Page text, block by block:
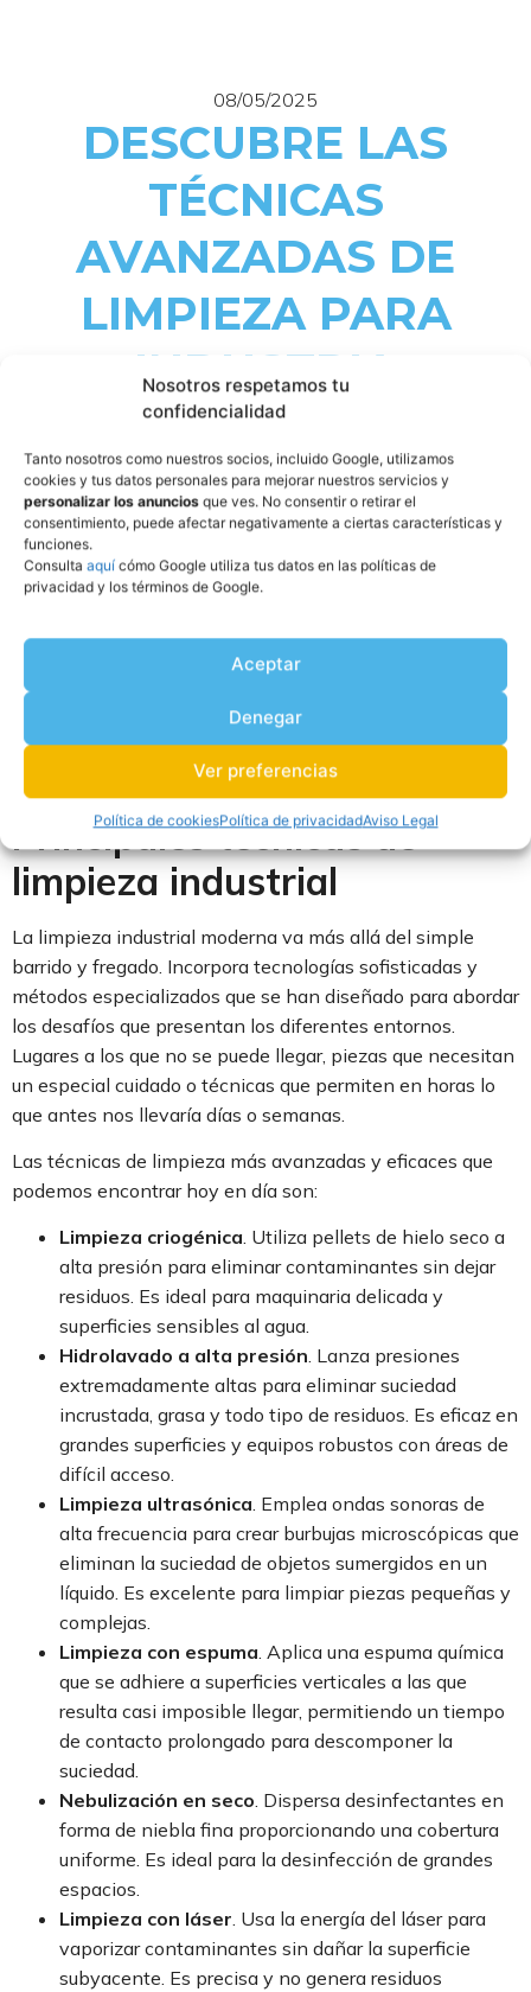
Nosotros respetamos tu
confidencialidad
Tanto nosotros como nuestros socios, incluido Google, utilizamos
cookies y tus datos personales para mejorar nuestros servicios y
personalizar los anuncios que ves. No consentir o retirar el
consentimiento, puede afectar negativamente a ciertas características y
funciones.
Consulta aquí cómo Google utiliza tus datos en las políticas de
privacidad y los términos de Google.
Aceptar
Denegar
Ver preferencias
Política de cookiesPolítica de privacidadAviso Legal
08/05/2025
DESCUBRE LAS
TÉCNICAS
AVANZADAS DE
LIMPIEZA PARA
INDUSTRIA
En el competitivo mundo de la empresa, contar con un
entorno limpio y ajustado a las normativas de seguridad es
crucial para garantizar la eficiencia y el confort de los
trabajadores. Por ello recurrir a las
apropiadas es fundamental ya que permite mantener las
instalaciones en las mejores condiciones posibles.
Hoy te hablamos de las metodologías más innovadoras y
efectivas que existen y te ofrecemos una visión detallada
de los protocolos y aplicaciones esenciales para cada
entorno.
¿Preparado? ¡Empezamos!
Principales técnicas de
limpieza industrial
La limpieza industrial moderna va más allá del simple
barrido y fregado. Incorpora tecnologías sofisticadas y
métodos especializados que se han diseñado para abordar
los desafíos que presentan los diferentes entornos.
Lugares a los que no se puede llegar, piezas que necesitan
un especial cuidado o técnicas que permiten en horas lo
que antes nos llevaría días o semanas.
Las técnicas de limpieza más avanzadas y eficaces que
podemos encontrar hoy en día son:
Limpieza criogénica. Utiliza pellets de hielo seco a
alta presión para eliminar contaminantes sin dejar
residuos. Es ideal para maquinaria delicada y
superficies sensibles al agua.
Hidrolavado a alta presión. Lanza presiones
extremadamente altas para eliminar suciedad
incrustada, grasa y todo tipo de residuos. Es eficaz en
grandes superficies y equipos robustos con áreas de
difícil acceso.
Limpieza ultrasónica. Emplea ondas sonoras de
alta frecuencia para crear burbujas microscópicas que
eliminan la suciedad de objetos sumergidos en un
líquido. Es excelente para limpiar piezas pequeñas y
complejas.
Limpieza con espuma. Aplica una espuma química
que se adhiere a superficies verticales a las que
resulta casi imposible llegar, permitiendo un tiempo
de contacto prolongado para descomponer la
suciedad.
Nebulización en seco. Dispersa desinfectantes en
forma de niebla fina proporcionando una cobertura
uniforme. Es ideal para la desinfección de grandes
espacios.
Limpieza con láser. Usa la energía del láser para
vaporizar contaminantes sin dañar la superficie
subyacente. Es precisa y no genera residuos